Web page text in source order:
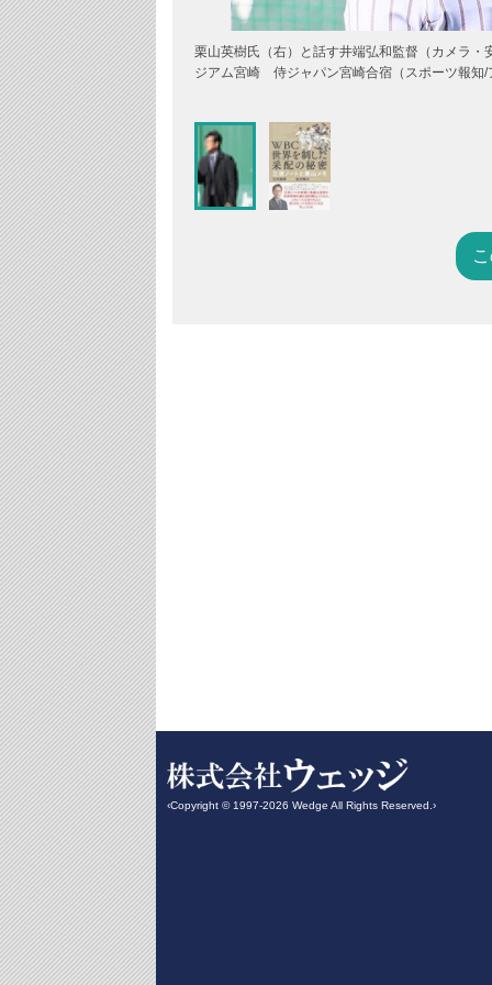
栗山英樹氏（右）と話す井端弘和監督（カメ
ジアム宮崎 侍ジャパン宮崎合宿（スポーツ報知/
‹Copyright © 1997-2026 Wedge All Rights Reserved.›